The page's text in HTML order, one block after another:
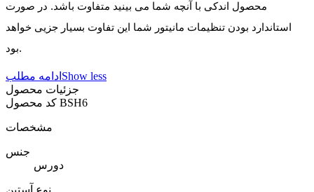
محصول اندکی با آنچه شما می بینید متفاوت باشد. در صورت
استاندارد بودن تنظیمات مانیتور شما این تفاوت بسیار جزیی خواهد
بود.
ادامه مطلب Show less
جزئیات محصول
BSH6
مشخصات
جنس
دورس